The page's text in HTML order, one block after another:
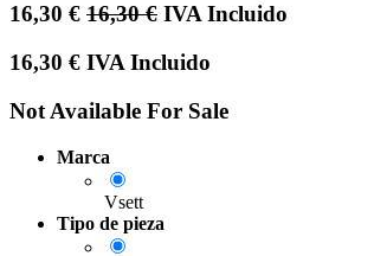
16,30 € 16,30€ IVA Incluido
16,30 € IVA Incluido
Not Available For Sale
Marca
Vsett
Tipo de pieza